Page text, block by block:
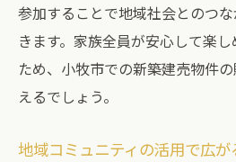
参加することで地域社会とのつ
きます。家族全員が安心して楽
ため、小牧市での新築建売物件
えるでしょう。
地域コミュニティの活用で広が